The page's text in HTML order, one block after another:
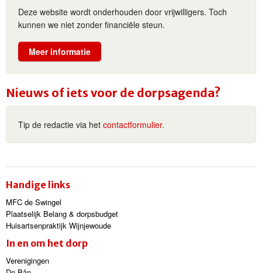
Deze website wordt onderhouden door vrijwilligers. Toch
kunnen we niet zonder financiële steun.
Meer informatie
Nieuws of iets voor de dorpsagenda?
Tip de redactie via het contactformulier.
Handige links
MFC de Swingel
Plaatselijk Belang & dorpsbudget
Huisartsenpraktijk Wijnjewoude
In en om het dorp
Verenigingen